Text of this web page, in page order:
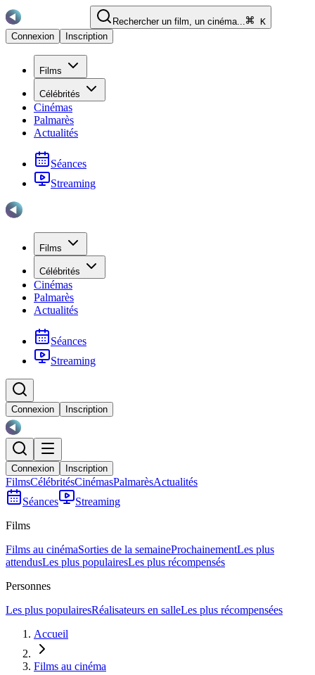
Rechercher un film, un cinéma...
K
Connexion
Inscription
Films
Célébrités
Cinémas
Palmarès
Actualités
Séances
Streaming
Films
Célébrités
Cinémas
Palmarès
Actualités
Séances
Streaming
Connexion Inscription
Connexion Inscription
FilmsCélébritésCinémasPalmarèsActualités
Séances
Streaming
Films
Films au cinémaSorties de la semaineProchainementLes plus
attendusLes plus populairesLes plus récompensés
Personnes
Les plus populairesRéalisateurs en salleLes plus récompensées
Accueil
Films au cinéma